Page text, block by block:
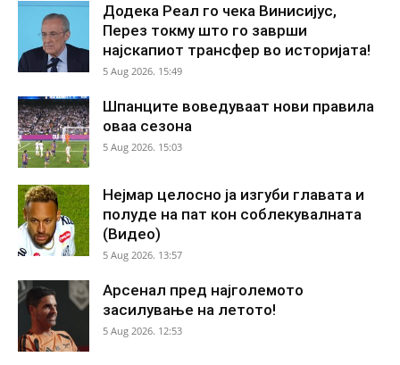
Додека Реал го чека Винисијус,
Перез токму што го заврши
најскапиот трансфер во историјата!
5 Aug 2026. 15:49
Шпанците воведуваат нови правила
оваа сезона
5 Aug 2026. 15:03
Нејмар целосно ја изгуби главата и
полуде на пат кон соблекувалната
(Видео)
5 Aug 2026. 13:57
Арсенал пред најголемото
засилување на летото!
5 Aug 2026. 12:53